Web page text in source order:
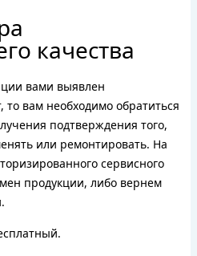
качества
вами выявлен
то вам необходимо обратиться
подтверждения того,
или ремонтировать. На
сервисного
продукции, либо вернем